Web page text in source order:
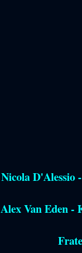
Nicola D'Alessio
Alex Van Eden -